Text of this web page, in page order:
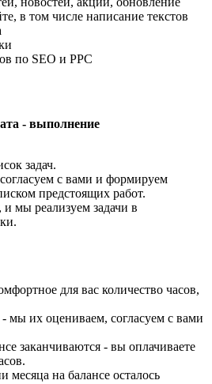
в том числе написание текстов
по SEO и PPC
- выполнение
задач.
с вами и формируем
предстоящих работ.
мы реализуем задачи в
для вас количество часов,
мы их оцениваем, согласуем с вами
заканчиваются - вы оплачиваете
месяца на балансе осталось